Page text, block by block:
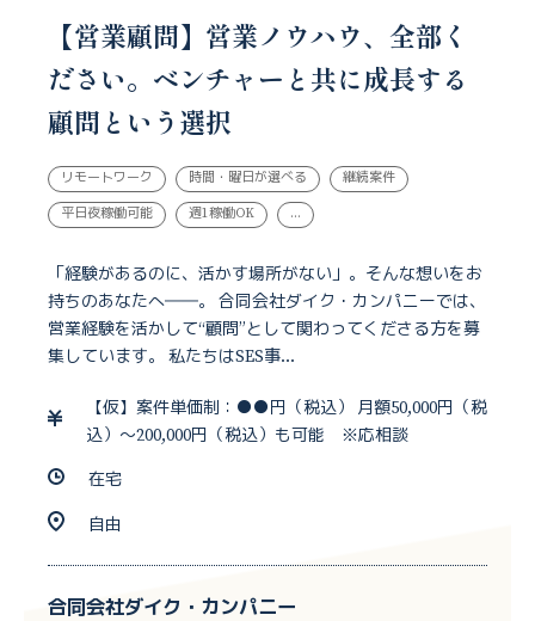
【営業顧問】営業ノウハウ、全部く
ださい。ベンチャーと共に成長する
顧問という選択
リモートワーク 時間・曜日が選べる 継続案件
平日夜稼働可能 週1稼働OK ...
「経験があるのに、活かす場所がない」。そんな想いをお
持ちのあなたへ――。 合同会社ダイク・カンパニーでは、
営業経験を活かして“顧問”として関わってくださる方を募
集しています。 私たちはSES事...
【仮】案件単価制：●●円（税込） 月額50,000円（税
込）～200,000円（税込）も可能 ※応相談
在宅
自由
合同会社ダイク・カンパニー